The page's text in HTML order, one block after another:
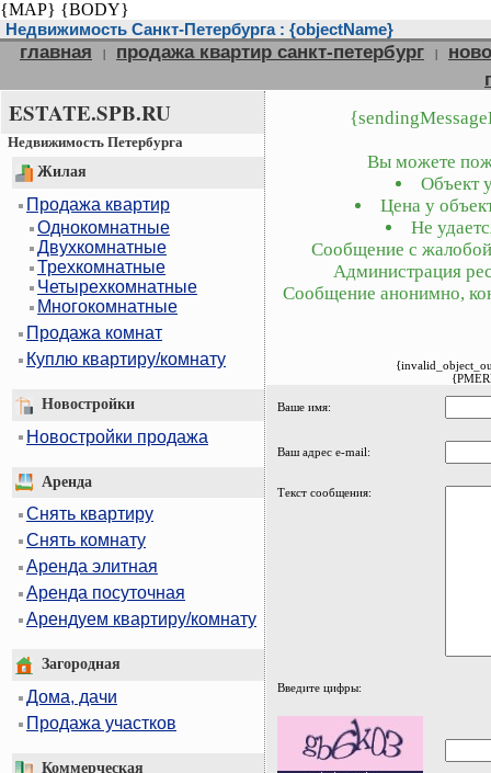
{MAP} {BODY}
Недвижимость Санкт-Петербурга : {objectName}
главная | продажа квартир санкт-петербург |
ESTATE.SPB.RU
Недвижимость Петербурга
Жилая
Продажа квартир
Однокомнатные
Двухкомнатные
Трехкомнатные
Четырехкомнатные
Многокомнатные
Продажа комнат
Куплю квартиру/комнату
Новостройки
Новостройки продажа
Аренда
Снять квартиру
Снять комнату
Аренда элитная
Аренда посуточная
Арендуем квартиру/комнату
Загородная
Дома, дачи
Продажа участков
Коммерческая
Вы можете
Объект
Цена у
Не
Сообщение с жалобой
Администрация
Сообщение анонимно,
Ваше имя:
Ваш адрес e-mail:
Текст сообщения:
Введите цифры: